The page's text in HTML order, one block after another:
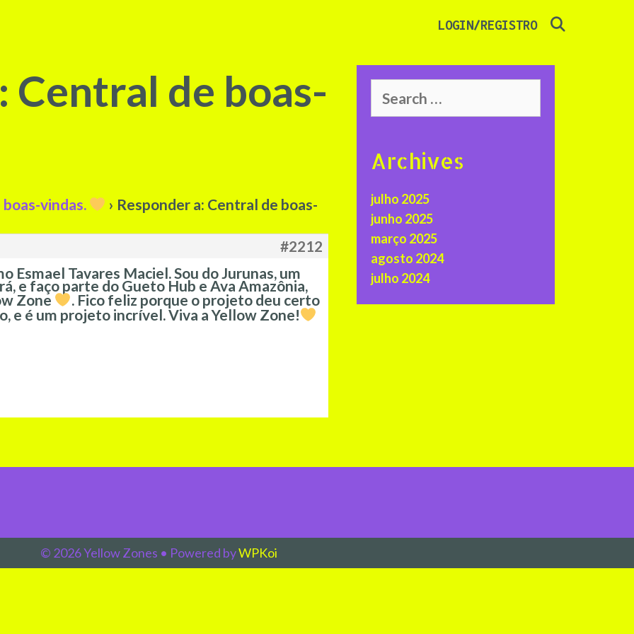
LOGIN/REGISTRO
Central de boas-
vindas. › Responder a: Central de boas-
#2212
Esmael Tavares Maciel. Sou do Jurunas, um
e faço parte do Gueto Hub e Ava Amazônia,
Zone
. Fico feliz porque o projeto deu certo
e é um projeto incrível. Viva a Yellow Zone!
for:
Archives
julho 2025
junho 2025
março 2025
agosto 2024
julho 2024
© 2026 Yellow Zones • Powered byWPKoi